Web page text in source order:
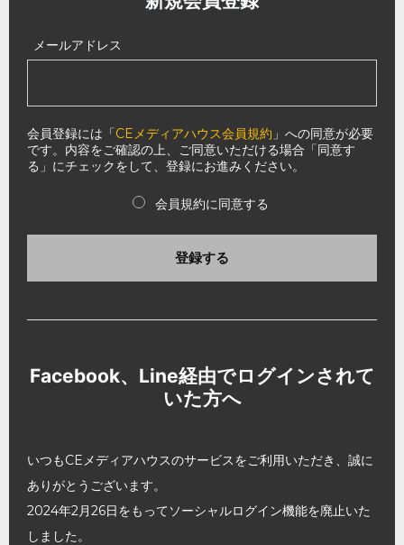
メールアドレス
会員登録には「CEメディアハウス会員規約 」への同意が必要
です。内容をご確認の上、ご同意いただける場合「同意す
る」にチェックをして、登録にお進みください。
会員規約に同意する
登録する
Facebook、Line経由でログインされて
いた方へ
いつもCEメディアハウスのサービスをご利用いただき、誠に
ありがとうございます。
2024年2月26日をもってソーシャルログイン機能を廃止いた
しました。